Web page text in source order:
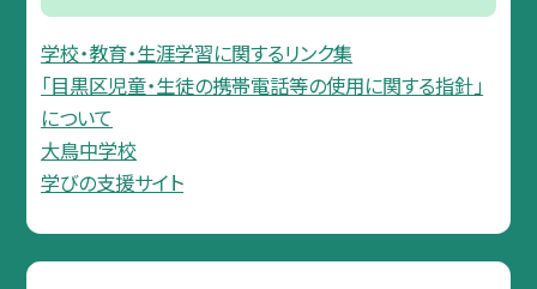
学校・教育・生涯学習に関するリンク集
「目黒区児童・生徒の携帯電話等の使用に関する指針」
について
大鳥中学校
学びの支援サイト